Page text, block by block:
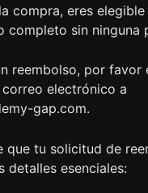
compra, eres
completo sin ninguna
reembolso, por favor
electrónico a
gap.com.
que tu solicitud de
detalles esenciales: